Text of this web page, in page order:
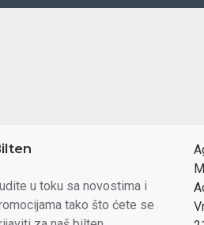
u toku sa novostima i
tako što ćete se